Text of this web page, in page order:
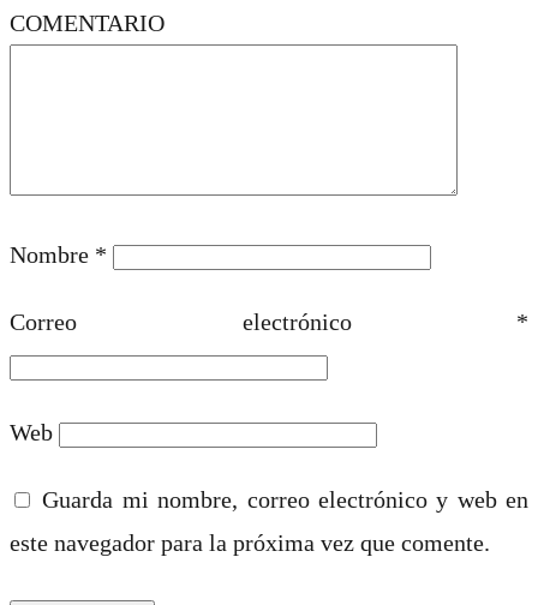
COMENTARIO
Nombre *
Correo electrónico *
Web
Guarda mi nombre, correo electrónico y web en
este navegador para la próxima vez que comente.